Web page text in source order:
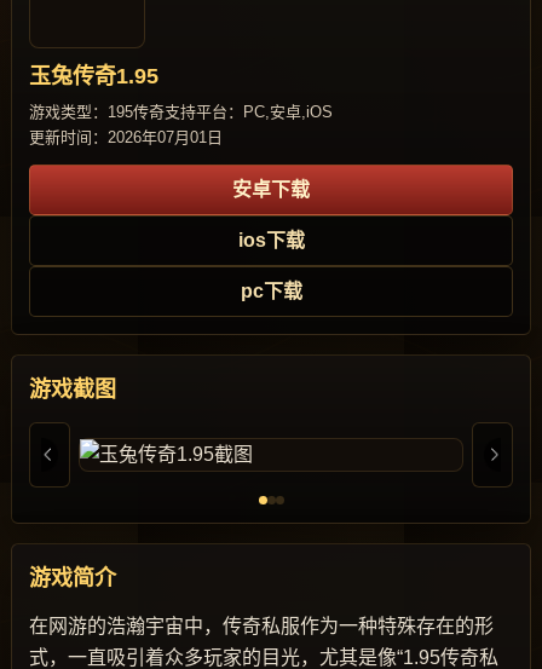
玉兔传奇1.95
游戏类型：195传奇支持平台：PC,安卓,iOS
更新时间：2026年07月01日
安卓下载
ios下载
pc下载
游戏截图
游戏简介
在网游的浩瀚宇宙中，传奇私服作为一种特殊存在的形
式，一直吸引着众多玩家的目光，尤其是像“1.95传奇私